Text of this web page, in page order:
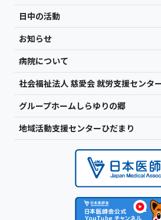
日中の活動
お知らせ
病院について
社会福祉法人 慈愛会 就労支援センタ
グループホームしらゆりの郷
地域活動支援センターひだまり